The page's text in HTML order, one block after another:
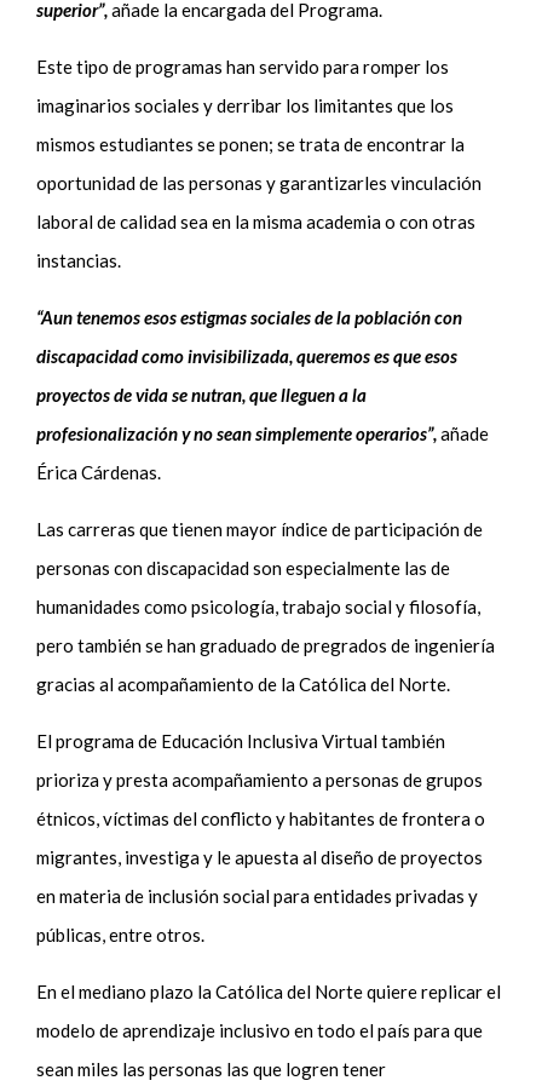
superior”,añade la encargada del Programa.
Este tipo de programas han servido para romper los
imaginarios sociales y derribar los limitantes que los
mismos estudiantes se ponen; se trata de encontrar la
oportunidad de las personas y garantizarles vinculación
laboral de calidad sea en la misma academia o con otras
instancias.
“Aun tenemos esos estigmas sociales de la población con
discapacidad como invisibilizada, queremos es que esos
proyectos de vida se nutran, que lleguen a la
profesionalización y no sean simplemente operarios”,añade
Érica Cárdenas.
Las carreras que tienen mayor índice de participación de
personas con discapacidad son especialmente las de
humanidades como psicología, trabajo social y filosofía,
pero también se han graduado de pregrados de ingeniería
gracias al acompañamiento de la Católica del Norte.
El programa de Educación Inclusiva Virtual también
prioriza y presta acompañamiento a personas de grupos
étnicos, víctimas del conflicto y habitantes de frontera o
migrantes, investiga y le apuesta al diseño de proyectos
en materia de inclusión social para entidades privadas y
públicas, entre otros.
En el mediano plazo la Católica del Norte quiere replicar el
modelo de aprendizaje inclusivo en todo el país para que
sean miles las personas las que logren tener